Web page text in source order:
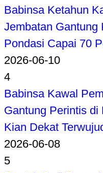
Babinsa Ketahun
Jembatan Gantung
Pondasi Capai 70
2026-06-10
4
Babinsa Kawal
Gantung Perintis di
Kian Dekat
2026-06-08
5